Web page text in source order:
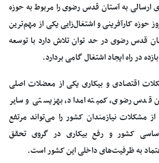
به آستان قدس رضوی را مربوط به حوزه
حوزه کارآفرینی و اشتغال‌زایی یکی از مهم‌ترین
قدس رضوی در حد توان تلاش دارد با توسعه
اقتصادی و بیکاری یکی از معضلات اصلی
قدس رضوی، کمیته امداد، بهزیستی و سایر
مشکلات نیازمندان کشور را می‌تواند مرتفع
کشور و رفع بیکاری در گروی تحقق
به ظرفیت‌های داخلی این کشور است.